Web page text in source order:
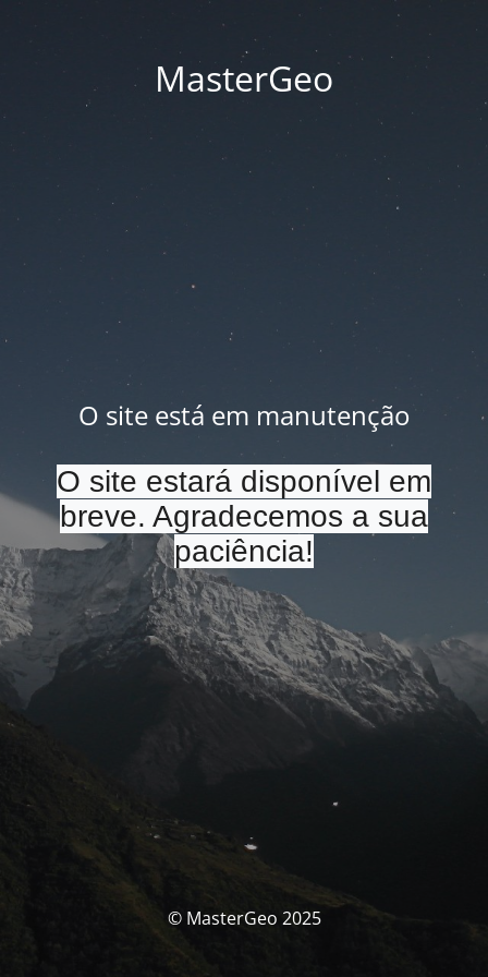
MasterGeo
O site está em manutenção
O site estará disponível em
breve. Agradecemos a sua
paciência!
© MasterGeo 2025